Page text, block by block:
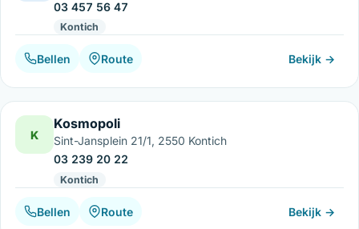
03 457 56 47
Kontich
Bellen Route Bekijk →
K
Kosmopoli
Sint-Jansplein 21/1, 2550 Kontich
03 239 20 22
Kontich
Bellen Route Bekijk →